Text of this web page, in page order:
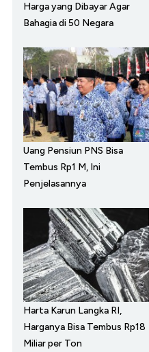
Harga yang Dibayar Agar
Bahagia di 50 Negara
Uang Pensiun PNS Bisa
Tembus Rp1 M, Ini
Penjelasannya
Harta Karun Langka RI,
Harganya Bisa Tembus Rp18
Miliar per Ton